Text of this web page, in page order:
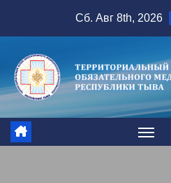
содержимому
Сб. Авг 8th, 2026